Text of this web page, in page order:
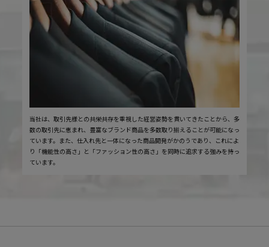
当社は、取引先様との共栄共存を重視した経営姿勢を貫いてきたことから、多
数の取引先に恵まれ、豊富なブランド商品を多数取り揃えることが可能になっ
ています。また、仕入れ先と一体になった商品開発がかのうであり、これによ
り「機能性の高さ」と「ファッション性の高さ」を同時に追求する強みを持っ
ています。